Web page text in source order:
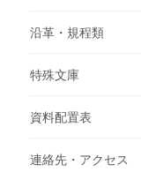
沿革・規程類
特殊文庫
資料配置表
連絡先・アクセス